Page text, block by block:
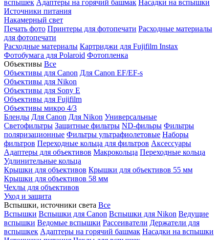
вспышек Адаптеры на горячий башмак Насадки на вспышки
Источники питания
Накамерный свет
Печать фото Принтеры для фотопечати Расходные материалы
для фотопечати
Расходные материалы Картриджи для Fujifilm Instax
Фотобумага для Polaroid Фотопленка
Объективы Все
Объективы для Canon Для Canon EF/EF-s
Объективы для Nikon
Объективы для Sony E
Объективы для Fujifilm
Объективы микро 4/3
Бленды Для Canon Для Nikon Универсальные
Светофильтры Защитные фильтры ND-фильры Фильтры
поляризационные Фильтры ультрафиолетовые Наборы
фильтров Переходные кольца для фильтров Аксессуары
Адаптеры для объективов Макрокольца Переходные кольца
Удлинительные кольца
Крышки для объективов Крышки для объективов 55 мм
Крышки для объективов 58 мм
Чехлы для объективов
Уход и защита
Вспышки, источники света Все
Вспышки Вспышки для Canon Вспышки для Nikon Ведущие
вспышки Ведомые вспышки Рассеиватели Держатели для
вспышкек Адаптеры на горячий башмак Насадки на вспышки